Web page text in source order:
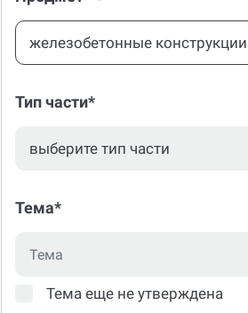
Тип части*
Тема*
Тема еще не утверждена